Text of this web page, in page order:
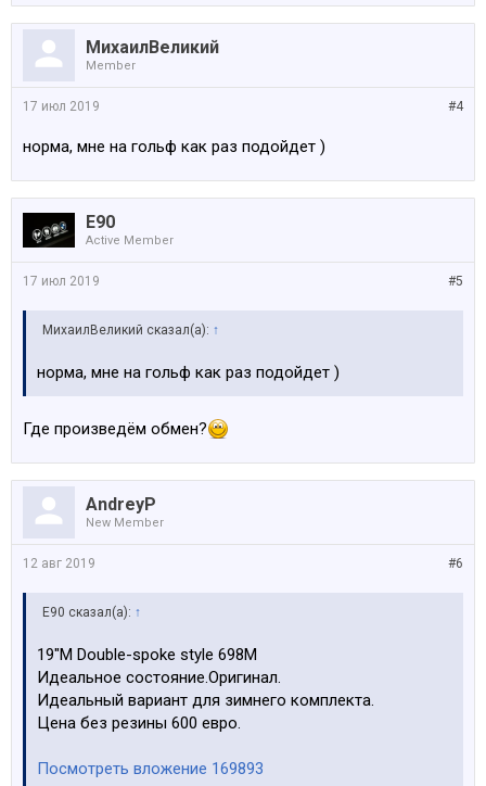
МихаилВеликий
Member
#4
17 июл 2019
норма, мне на гольф как раз подойдет )
E90
Active Member
#5
17 июл 2019
МихаилВеликий сказал(а): ↑
норма, мне на гольф как раз подойдет )
Где произведём обмен?
AndreyP
New Member
#6
12 авг 2019
E90 сказал(а): ↑
19"М Double-spoke style 698M
Идеальное состояние.Оригинал.
Идеальный вариант для зимнего комплекта.
Цена без резины 600 евро.
Посмотреть вложение 169893